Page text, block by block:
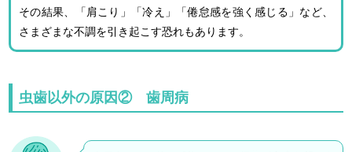
その結果、「肩こり」「冷え」「倦怠感を強く感じる」など、
さまざまな不調を引き起こす恐れもあります。
虫歯以外の原因② 歯周病